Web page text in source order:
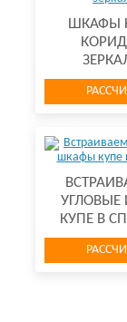
ШКАФЫ
КУПЕ В